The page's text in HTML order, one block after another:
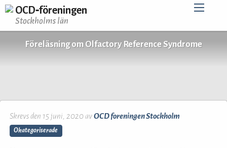
OCD‑föreningen
Stockholms län
Föreläsning om Olfactory Reference Syndrome
Skrevs den 15 juni, 2020 avOCD foreningen Stockholm
Okategoriserade